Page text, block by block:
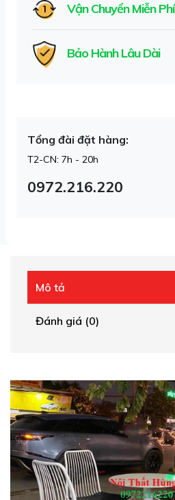
Vận Chuyển Miễn Phí
Bảo Hành Lâu Dài
Tổng đài đặt hàng:
T2-CN: 7h - 20h
0972.216.220
Mô tả
Đánh giá (0)